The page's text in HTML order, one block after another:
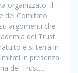
organizzato il
del Comitato
argomenti che
del Trust
e si terrà in
in presenza.
del Trust…